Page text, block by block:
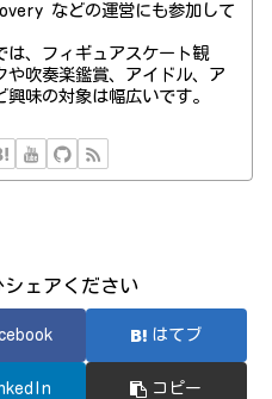
などの運営にも参加して
は、フィギュアスケート観
や吹奏楽鑑賞、アイドル、ア
興味の対象は幅広いです。
ェアください
はてブ
コピー